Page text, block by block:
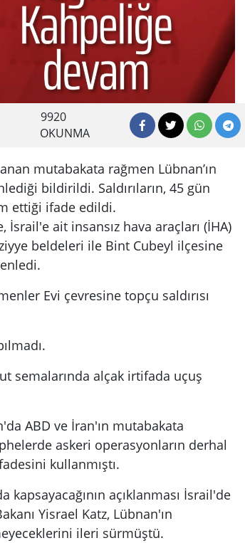
9920
OKUNMA
mutabakata rağmen Lübnan’ın
bildirildi. Saldırıların, 45 gün
ettiği ifade edildi.
ait insansız hava araçları (İHA)
beldeleri ile Bint Cubeyl ilçesine
Evi çevresine topçu saldırısı
semalarında alçak irtifada uçuş
ABD ve İran'ın mutabakata
askeri operasyonların derhal
kullanmıştı.
kapsayacağının açıklanması İsrail'de
Yisrael Katz, Lübnan'ın
ileri sürmüştü.